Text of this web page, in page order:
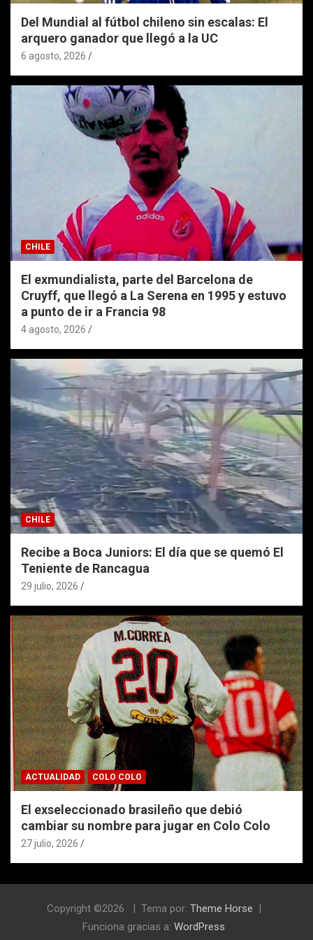
Del Mundial al fútbol chileno sin escalas: El
arquero ganador que llegó a la UC
6 agosto, 2026
CHILE
El exmundialista, parte del Barcelona de
Cruyff, que llegó a La Serena en 1995 y estuvo
a punto de ir a Francia 98
4 agosto, 2026
CHILE
Recibe a Boca Juniors: El día que se quemó El
Teniente de Rancagua
29 julio, 2026
ACTUALIDAD COLO COLO
El exseleccionado brasileño que debió
cambiar su nombre para jugar en Colo Colo
27 julio, 2026
Copyright ©2026 Tema por: Theme Horse
Funciona gracias a: WordPress